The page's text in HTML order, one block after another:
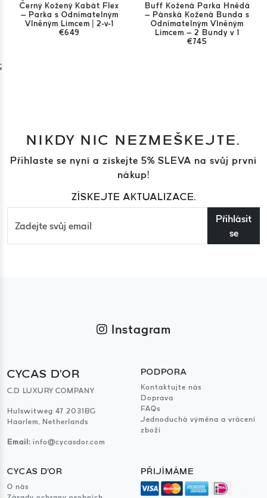
Černý Kožený Kabát Flex
– Parka s Odnímatelným
Vlněným Límcem | 2-v-1
€649
Buff Kožená Parka Hnědá
– Pánská Kožená Bunda s
Odnímatelným Vlněným
Límcem – 2 Bundy v 1
€745
;
NIKDY NIC NEZMEŠKEJTE.
Přihlaste se nyní a získejte 5% SLEVA na svůj první
nákup!
ZÍSKEJTE AKTUALIZACE.
Přihlásit
se
Instagram
CYCAS D'OR
C.D LUXURY COMPANY
Hulswitweg 47 2031BG
Haarlem, Netherlands
Email: info@cycasdor.com
PODPORA
Kontaktujte nás
Doprava
FAQs
Jednoduchá výměna a vrácení
zboží
CYCAS D'OR
O nás
PŘIJÍMÁME